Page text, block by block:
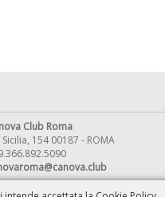
Club Roma
Sicilia, 154 00187 - ROMA